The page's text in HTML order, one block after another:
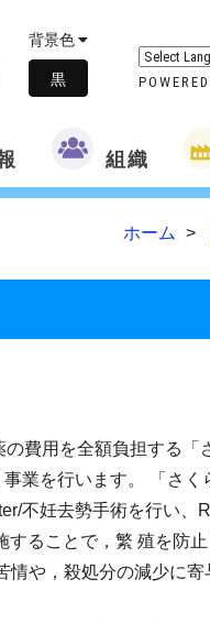
背景色
組織
ホーム
費用を全額負担する「
業を行います。 「さ
不妊去勢手術を行い、
ることで，繁 殖を防
や，殺処分の減少に寄